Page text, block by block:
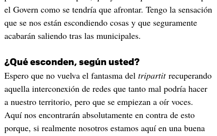
el Govern como se tendría que afrontar. Tengo la sensación
que se nos están escondiendo cosas y que seguramente
acabarán saliendo tras las municipales.
¿Qué esconden, según usted?
Espero que no vuelva el fantasma del tripartit recuperando
aquella interconexión de redes que tanto mal podría hacer
a nuestro territorio, pero que se empiezan a oír voces.
Aquí nos encontrarán absolutamente en contra de esto
porque, si realmente nosotros estamos aquí en una buena